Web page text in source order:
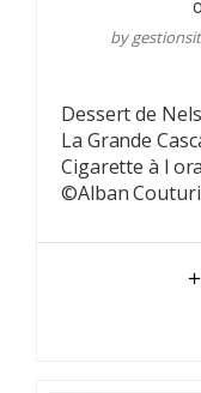
by
Dessert de
La Grande
Cigarette à l
©Alban